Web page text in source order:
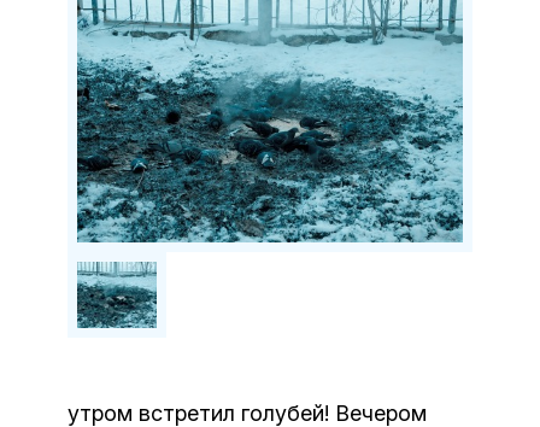
утром встретил голубей! Вечером